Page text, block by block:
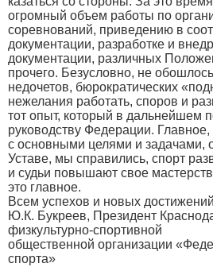
огромный объем работы по
соревнований, приведению в
документации, разработке и
документации, различных
прочего. Безусловно, не
недочетов, бюрократических
нежелания работать, споров и
тот опыт, который в дальнейшем
руководству Федерации.
с основными целями и задачами,
Уставе, мы справились, спорт
и судьи повышают свое
это главное.
Всем успехов и новых
Ю.К. Букреев, Президент
физкультурно-спортивной
общественной организации
спорта»